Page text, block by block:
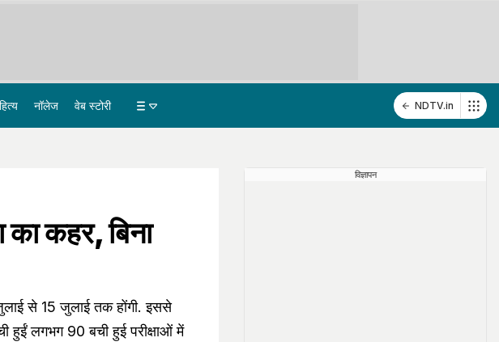
नॉलेज वेब स्टोरी NDTV.in
का कहर, बिना
जुलाई से 15 जुलाई तक होंगी. इससे
हुईं लगभग 90 बची हुई परीक्षाओं में
विज्ञापन